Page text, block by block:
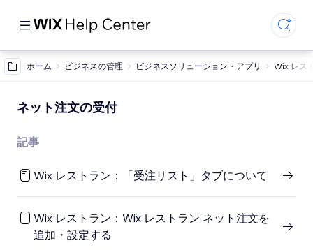
ホーム ビジネスの管理 ビジネスソリューション・アプリ Wix レス
ネット注文の受付
記事
Wix レストラン：「受注リスト」タブについて
Wix レストラン：Wix レストラン ネット注文を
追加・設定する